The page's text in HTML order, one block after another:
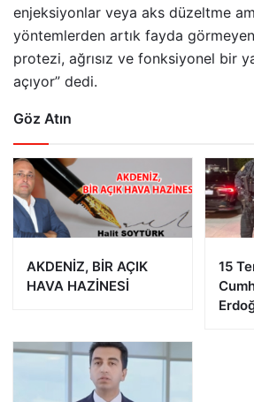
enjeksiyonlar veya aks düzeltme
yöntemlerden artık fayda
protezi, ağrısız ve fonksiyonel bir
açıyor” dedi.
Göz Atın
AKDENİZ, BİR AÇIK
HAVA HAZİNESİ
15